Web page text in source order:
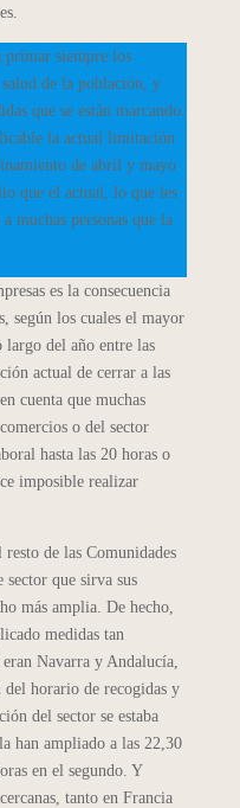
primar siempre los
de la población, y
que se están marcando.
la actual limitación
de abril y mayo
que el actual, lo que les
muchas personas que la
es la consecuencia
según los cuales el mayor
largo del año entre las
actual de cerrar a las
cuenta que muchas
o del sector
hasta las 20 horas o
imposible realizar
de las Comunidades
sector que sirva sus
más amplia. De hecho,
medidas tan
Navarra y Andalucía,
horario de recogidas y
del sector se estaba
han ampliado a las 22,30
en el segundo. Y
tanto en Francia